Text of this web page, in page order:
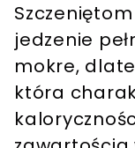
jedzenie
mokre,
która